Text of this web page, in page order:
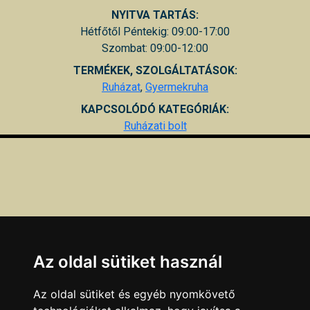
NYITVA TARTÁS:
Hétfőtől Péntekig: 09:00-17:00
Szombat: 09:00-12:00
TERMÉKEK, SZOLGÁLTATÁSOK:
Ruházat, Gyermekruha
KAPCSOLÓDÓ KATEGÓRIÁK:
Ruházati bolt
Az oldal sütiket használ
Az oldal sütiket és egyéb nyomkövető